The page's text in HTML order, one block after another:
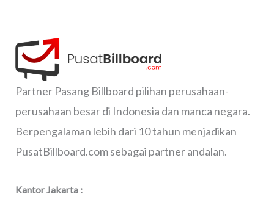
Partner Pasang Billboard pilihan perusahaan-
perusahaan besar di Indonesia dan manca negara.
Berpengalaman lebih dari 10 tahun menjadikan
PusatBillboard.com sebagai partner andalan.
Kantor Jakarta :